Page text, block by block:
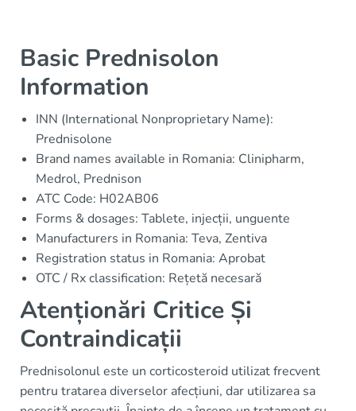
Basic Prednisolon
Information
INN (International Nonproprietary Name):
Prednisolone
Brand names available in Romania: Clinipharm,
Medrol, Prednison
ATC Code: H02AB06
Forms & dosages: Tablete, injecții, unguente
Manufacturers in Romania: Teva, Zentiva
Registration status in Romania: Aprobat
OTC / Rx classification: Rețetă necesară
Atenționări Critice Și
Contraindicații
Prednisolonul este un corticosteroid utilizat frecvent
pentru tratarea diverselor afecțiuni, dar utilizarea sa